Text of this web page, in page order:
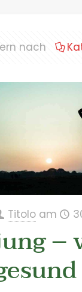
nach
Titolo am
–